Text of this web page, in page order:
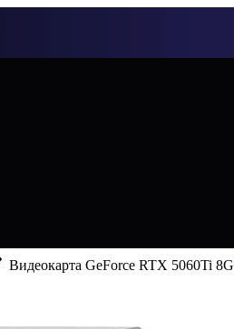
Видеокарта GeForce RTX 5060Ti